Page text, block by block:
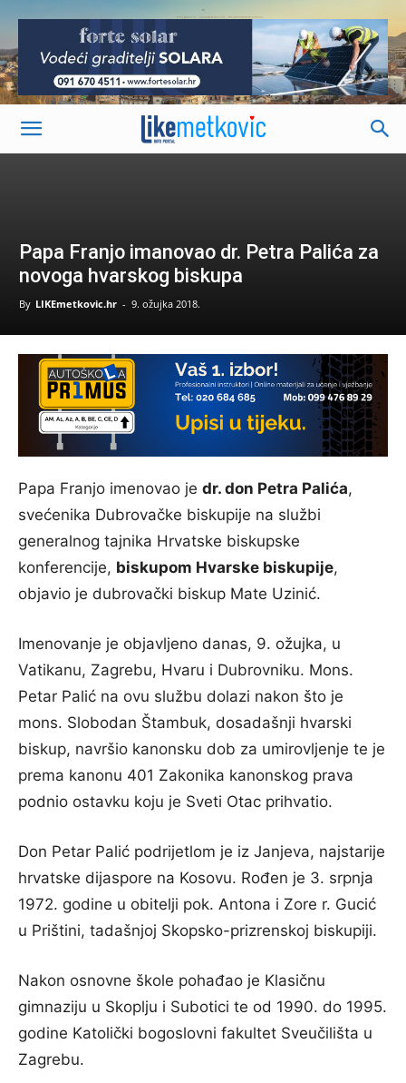
-
Papa Franjo imanovao dr. Petra Palića za
novoga hvarskog biskupa
By LIKEmetkovic.hr - 9. ožujka 2018.
Papa Franjo imenovao je dr. don Petra Palića,
svećenika Dubrovačke biskupije na službi
generalnog tajnika Hrvatske biskupske
konferencije, biskupom Hvarske biskupije,
objavio je dubrovački biskup Mate Uzinić.
Imenovanje je objavljeno danas, 9. ožujka, u
Vatikanu, Zagrebu, Hvaru i Dubrovniku. Mons.
Petar Palić na ovu službu dolazi nakon što je
mons. Slobodan Štambuk, dosadašnji hvarski
biskup, navršio kanonsku dob za umirovljenje te je
prema kanonu 401 Zakonika kanonskog prava
podnio ostavku koju je Sveti Otac prihvatio.
Don Petar Palić podrijetlom je iz Janjeva, najstarije
hrvatske dijaspore na Kosovu. Rođen je 3. srpnja
1972. godine u obitelji pok. Antona i Zore r. Gucić
u Prištini, tadašnjoj Skopsko-prizrenskoj biskupiji.
Nakon osnovne škole pohađao je Klasičnu
gimnaziju u Skoplju i Subotici te od 1990. do 1995.
godine Katolički bogoslovni fakultet Sveučilišta u
Zagrebu.